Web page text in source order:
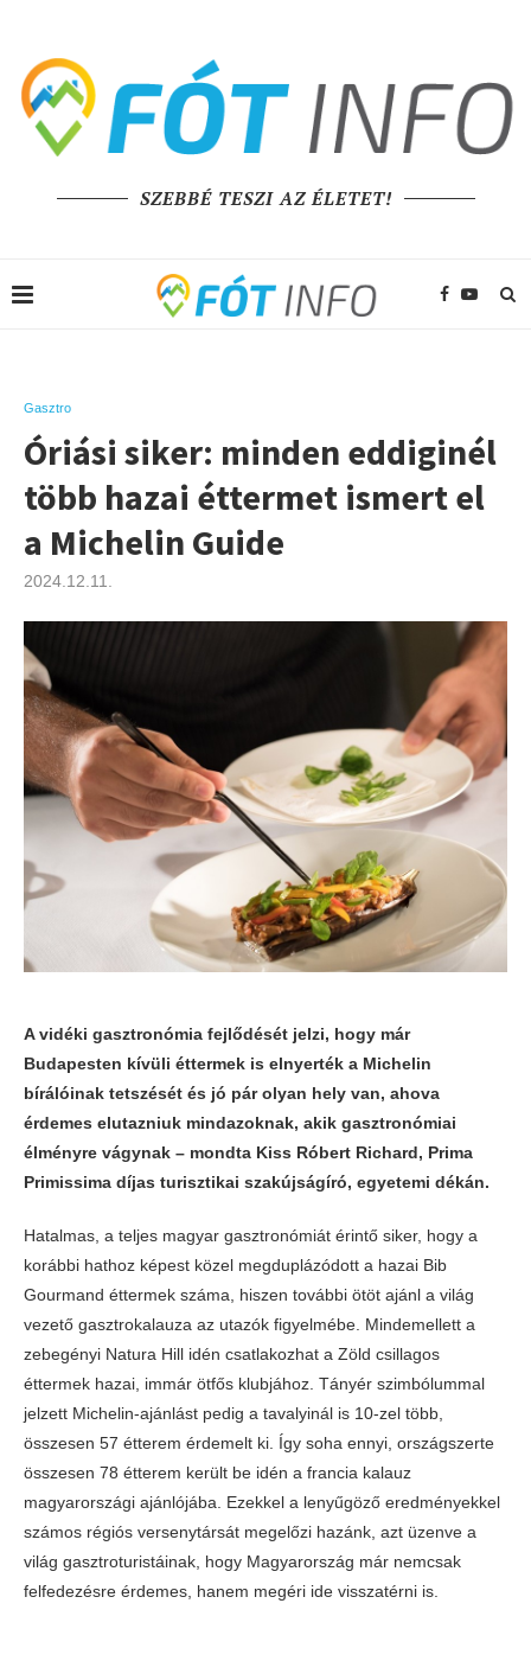
SZEBBÉ TESZI AZ ÉLETET!
Gasztro
Óriási siker: minden eddiginél
több hazai éttermet ismert el
a Michelin Guide
2024.12.11.
A vidéki gasztronómia fejlődését jelzi, hogy már
Budapesten kívüli éttermek is elnyerték a Michelin
bírálóinak tetszését és jó pár olyan hely van, ahova
érdemes elutazniuk mindazoknak, akik gasztronómiai
élményre vágynak – mondta Kiss Róbert Richard, Prima
Primissima díjas turisztikai szakújságíró, egyetemi dékán.
Hatalmas, a teljes magyar gasztronómiát érintő siker, hogy a
korábbi hathoz képest közel megduplázódott a hazai Bib
Gourmand éttermek száma, hiszen további ötöt ajánl a világ
vezető gasztrokalauza az utazók figyelmébe. Mindemellett a
zebegényi Natura Hill idén csatlakozhat a Zöld csillagos
éttermek hazai, immár ötfős klubjához. Tányér szimbólummal
jelzett Michelin-ajánlást pedig a tavalyinál is 10-zel több,
összesen 57 étterem érdemelt ki. Így soha ennyi, országszerte
összesen 78 étterem került be idén a francia kalauz
magyarországi ajánlójába. Ezekkel a lenyűgöző eredményekkel
számos régiós versenytársát megelőzi hazánk, azt üzenve a
világ gasztroturistáinak, hogy Magyarország már nemcsak
felfedezésre érdemes, hanem megéri ide visszatérni is.